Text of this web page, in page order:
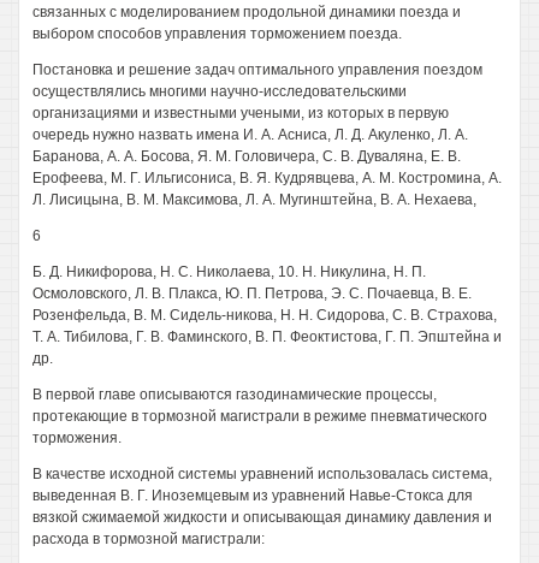
связанных с моделированием продольной динамики поезда и
выбором способов управления торможением поезда.
Постановка и решение задач оптимального управления поездом
осуществлялись многими научно-исследовательскими
организациями и известными учеными, из которых в первую
очередь нужно назвать имена И. А. Асниса, Л. Д. Акуленко, Л. А.
Баранова, А. А. Босова, Я. М. Головичера, С. В. Дуваляна, Е. В.
Ерофеева, М. Г. Ильгисониса, В. Я. Кудрявцева, А. М. Костромина, А.
Л. Лисицына, В. М. Максимова, Л. А. Мугинштейна, В. А. Нехаева,
6
Б. Д. Никифорова, Н. С. Николаева, 10. Н. Никулина, Н. П.
Осмоловского, Л. В. Плакса, Ю. П. Петрова, Э. С. Почаевца, В. Е.
Розенфельда, В. М. Сидель-никова, Н. Н. Сидорова, С. В. Страхова,
Т. А. Тибилова, Г. В. Фаминского, В. П. Феоктистова, Г. П. Эпштейна и
др.
В первой главе описываются газодинамические процессы,
протекающие в тормозной магистрали в режиме пневматического
торможения.
В качестве исходной системы уравнений использовалась система,
выведенная В. Г. Иноземцевым из уравнений Навье-Стокса для
вязкой сжимаемой жидкости и описывающая динамику давления и
расхода в тормозной магистрали: